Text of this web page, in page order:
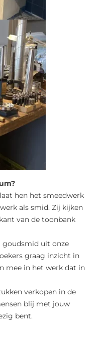
hen het smeedwerk
als smid. Zij kijken
van de toonbank
goudsmid uit onze
graag inzicht in
mee in het werk dat in
verkopen in de
blij met jouw
bent.